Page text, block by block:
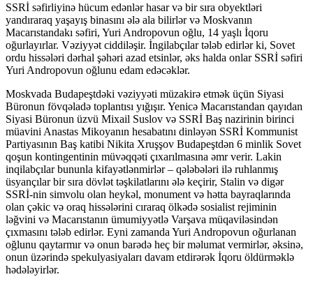
SSRİ səfirliyinə hücum edənlər hasar və bir sıra obyektləri
yandıraraq yaşayış binasını ələ ala bilirlər və Moskvanın
Macarıstandakı səfiri, Yuri Andropovun oğlu, 14 yaşlı İqoru
oğurlayırlar. Vəziyyət ciddiləşir. İngilabçılar tələb edirlər ki, Sovet
ordu hissələri dərhal şəhəri azad etsinlər, əks halda onlar SSRİ səfiri
Yuri Andropovun oğlunu edam edəcəklər.
Moskvada Budapeştdəki vəziyyəti müzakirə etmək üçün Siyasi
Büronun fövqəladə toplantısı yığışır. Yenicə Macarıstandan qayıdan
Siyasi Büronun üzvü Mixail Suslov və SSRİ Baş nazirinin birinci
müavini Anastas Mikoyanın hesabatını dinləyən SSRİ Kommunist
Partiyasının Baş katibi Nikita Xruşşov Budapeştdən 6 minlik Sovet
qoşun kontingentinin müvəqqəti çıxarılmasına əmr verir. Lakin
inqilabçılar bununla kifayətlənmirlər – qələbələri ilə ruhlanmış
üsyançılar bir sıra dövlət təşkilatlarını ələ keçirir, Stalin və digər
SSRİ-nin simvolu olan heykəl, monument və hətta bayraqlarında
olan çəkic və oraq hissələrini cıraraq ölkədə sosialist rejiminin
ləğvini və Macarıstanın ümumiyyətlə Varşava müqaviləsindən
çıxmasını tələb edirlər. Eyni zamanda Yuri Andropovun oğurlanan
oğlunu qaytarmır və onun barədə heç bir məlumat vermirlər, əksinə,
onun üzərində spekulyasiyaları davam etdirərək İqoru öldürməklə
hədələyirlər.